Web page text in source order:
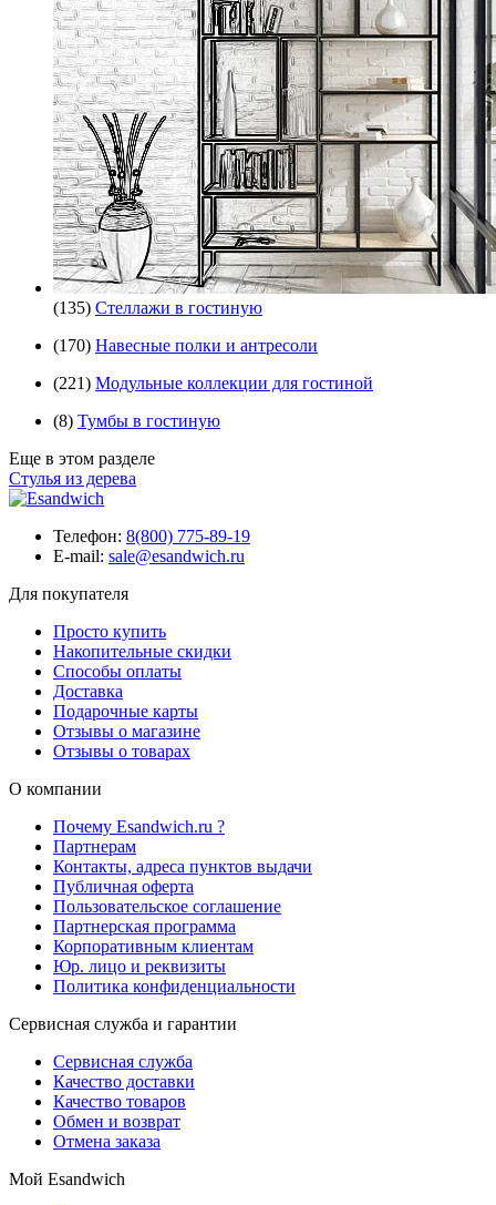
(135) Стеллажи в гостиную
(170) Навесные полки и антресоли
(221) Модульные коллекции для гостиной
(8) Тумбы в гостиную
Еще в этом разделе
Стулья из дерева
Телефон: 8(800) 775-89-19
E-mail: sale@esandwich.ru
Для покупателя
Просто купить
Накопительные скидки
Способы оплаты
Доставка
Подарочные карты
Отзывы о магазине
Отзывы о товарах
О компании
Почему Esandwich.ru ?
Партнерам
Контакты, адреса пунктов выдачи
Публичная оферта
Пользовательское соглашение
Партнерская программа
Корпоративным клиентам
Юр. лицо и реквизиты
Политика конфиденциальности
Сервисная служба и гарантии
Сервисная служба
Качество доставки
Качество товаров
Обмен и возврат
Отмена заказа
Мой Esandwich